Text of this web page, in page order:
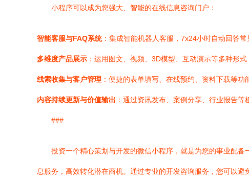
小程序可以成为您强大、智能的在线信息咨询门户：
智能客服与FAQ系统：集成智能机器人客服，7x24小时自动回答
多维度产品展示 ：运用图文、视频、3D模型、互动演示等多种形
线索收集与客户管理 ：便捷的表单填写、在线预约、资料下载等
内容持续更新与价值输出 ：通过资讯发布、案例分享、行业报告
###
投资一个精心策划与开发的微信小程序，就是为您的事业配
息服务，高效转化潜在商机。通过专业的开发咨询服务，您可以